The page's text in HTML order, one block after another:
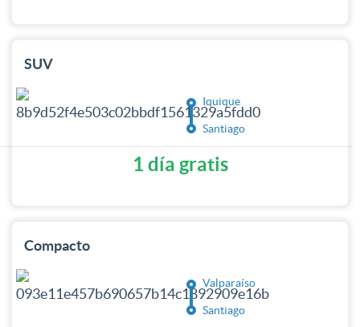
SUV
Iquique
Santiago
1 día gratis
Compacto
Valparaíso
Santiago